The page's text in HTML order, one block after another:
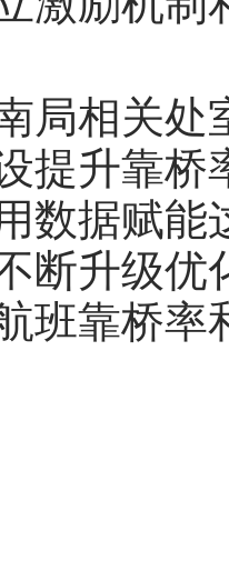
局相关处
提升靠
数据赋
断升级
班靠桥率